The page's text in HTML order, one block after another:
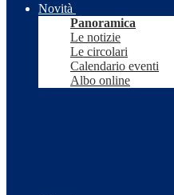
Novità
Panoramica
Le notizie
Le circolari
Calendario eventi
Albo online